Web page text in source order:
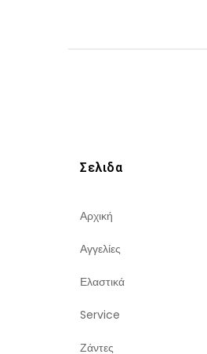
Σελιδα
Αρχική
Αγγελίες
Ελαστικά
Service
Ζάντες